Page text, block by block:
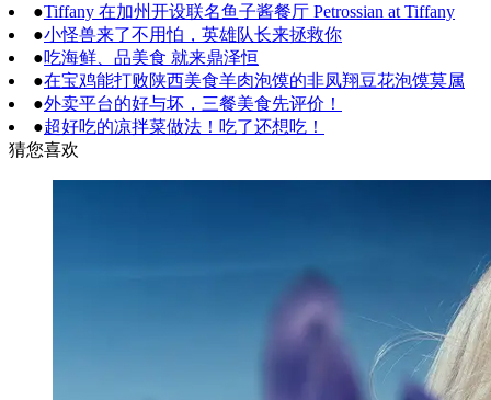
●Tiffany 在加州开设联名鱼子酱餐厅 Petrossian at Tiffany
●小怪兽来了不用怕，英雄队长来拯救你
●吃海鲜、品美食 就来鼎泽恒
●在宝鸡能打败陕西美食羊肉泡馍的非凤翔豆花泡馍莫属
●外卖平台的好与坏，三餐美食先评价！
●超好吃的凉拌菜做法！吃了还想吃！
猜您喜欢